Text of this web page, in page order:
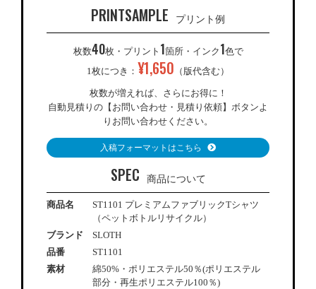
PRINTSAMPLE プリント例
枚数40枚・プリント 1箇所・インク 1色で
1枚につき： ¥1,650 （版代含む）
枚数が増えれば、さらにお得に！
自動見積りの【お問い合わせ・見積り依頼】ボタンよ
りお問い合わせください。
入稿フォーマットはこちら
SPEC 商品について
商品名
ST1101 プレミアムファブリックTシャツ
（ペットボトルリサイクル）
ブランド
SLOTH
品番
ST1101
素材
綿50%・ポリエステル50％(ポリエステル
部分・再生ポリエステル100％)